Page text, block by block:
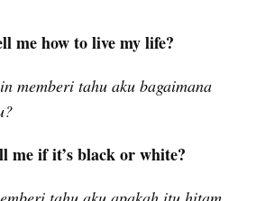
me how to live my life?
memberi tahu aku bagaimana
me if it’s black or white?